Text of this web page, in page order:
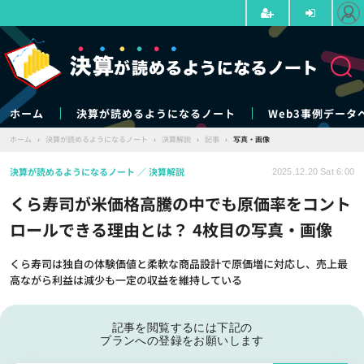
ホーム 決算が読めるようになるノート Web3事例データ
ホーム › 決算が読めるようになるノート › 決算解説 › 記事 › 写真・画像
くら寿司が米価格高騰の中でも原価率をコント
ロールできる理由とは？ 4枚目の写真・画像
くら寿司は独自の体験価値と柔軟な商品設計で原価増に対応し、売上最
高ながら利益は減少も一定の収益を維持している
決算が読めるようになるノート 決算解説 2025.12.20 Sat 6:00
記事を閲覧するには下記の
プランへの登録をお願いします